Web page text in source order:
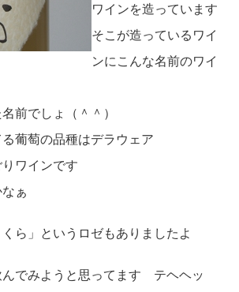
ワインを造っています
そこが造っているワイ
ンにこんな名前のワイ
前でしょ（＾＾）
葡萄の品種はデラウェア
ワインです
ぁ
ら」というロゼもありましたよ
でみようと思ってます テヘヘッ